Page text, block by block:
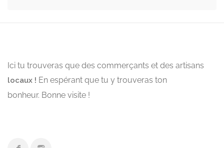
Ici tu trouveras que des commerçants et des artisans
locaux ! En espérant que tu y trouveras ton
bonheur. Bonne visite !